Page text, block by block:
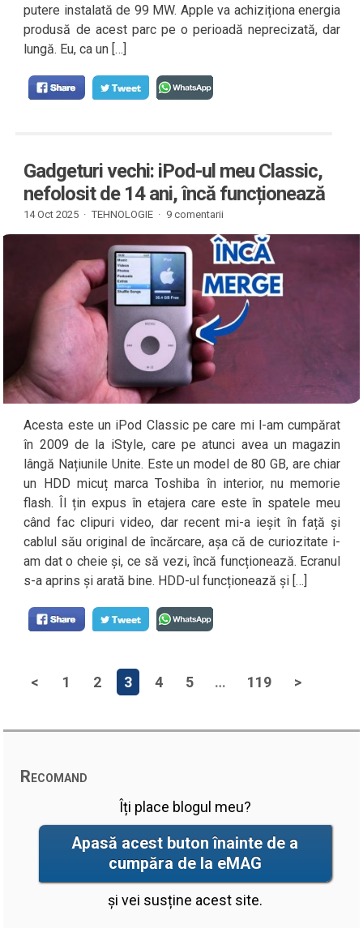
putere instalată de 99 MW. Apple va achiziționa energia
produsă de acest parc pe o perioadă neprecizată, dar
lungă. Eu, ca un […]
Gadgeturi vechi: iPod-ul meu Classic,
nefolosit de 14 ani, încă funcționează
14 Oct 2025 · TEHNOLOGIE · 9 comentarii
Acesta este un iPod Classic pe care mi l-am cumpărat
în 2009 de la iStyle, care pe atunci avea un magazin
lângă Națiunile Unite. Este un model de 80 GB, are chiar
un HDD micuț marca Toshiba în interior, nu memorie
flash. Îl țin expus în etajera care este în spatele meu
când fac clipuri video, dar recent mi-a ieșit în față și
cablul său original de încărcare, așa că de curiozitate i-
am dat o cheie și, ce să vezi, încă funcționează. Ecranul
s-a aprins și arată bine. HDD-ul funcționează și […]
< 1 2 3 4 5 … 119 >
Recomand
Îți place blogul meu?
Apasă acest buton înainte de a
cumpăra de la eMAG
și vei susține acest site.